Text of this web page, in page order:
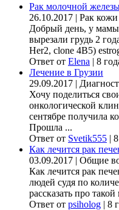
Рак молочной
26.10.2017 | Рак кожи
Добрый день, у
вырезали грудь 2
Her2, clone 4B5)
Ответ от Elena | 8
Лечение в Грузии
29.09.2017 |
Хочу поделиться
онкологической
сентябре получила
Прошла ...
Ответ от Svetik555 |
Как лечится рак
03.09.2017 | Общие
Как лечится рак
людей судя по
рассказать про
Ответ от psiholog | 8